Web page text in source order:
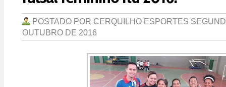
POSTADO POR CERQUILHO ESPORTES
OUTUBRO DE 2016